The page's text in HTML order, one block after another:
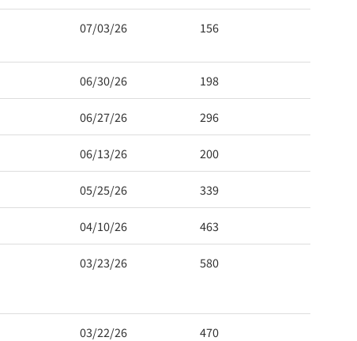
07/03/26 156
06/30/26 198
06/27/26 296
06/13/26 200
05/25/26 339
04/10/26 463
03/23/26 580
03/22/26 470